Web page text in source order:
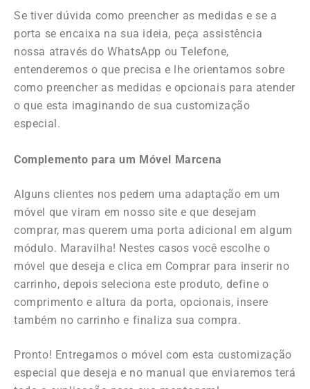
Se tiver dúvida como preencher as medidas e se a
porta se encaixa na sua ideia, peça assistência
nossa através do WhatsApp ou Telefone,
entenderemos o que precisa e lhe orientamos sobre
como preencher as medidas e opcionais para atender
o que esta imaginando de sua customização
especial.
Complemento para um Móvel Marcena
Alguns clientes nos pedem uma adaptação em um
móvel que viram em nosso site e que desejam
comprar, mas querem uma porta adicional em algum
módulo. Maravilha! Nestes casos você escolheo
móvel que deseja e clica em Comprar para inserir no
carrinho, depois seleciona este produto, define o
comprimento e altura da porta, opcionais, insere
também no carrinho e finaliza sua compra.
Pronto! Entregamos o móvel com esta customização
especial que deseja e no manual que enviaremos terá